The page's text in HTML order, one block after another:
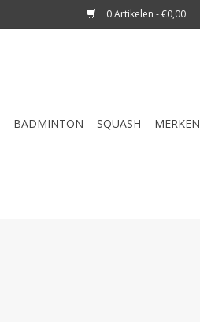
0 Artikelen - €0,00
BADMINTON SQUASH MERKEN